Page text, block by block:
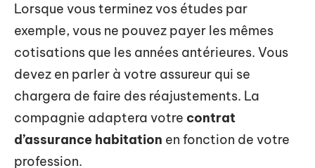
Lorsque vous terminez vos études par
exemple, vous ne pouvez payer les mêmes
cotisations que les années antérieures. Vous
devez en parler à votre assureur qui se
chargera de faire des réajustements. La
compagnie adaptera votre contrat
d’assurance habitation en fonction de votre
profession.